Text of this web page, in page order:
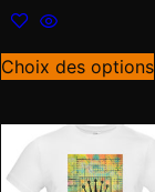
Choix des options